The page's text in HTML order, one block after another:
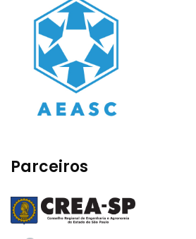
Parceiros